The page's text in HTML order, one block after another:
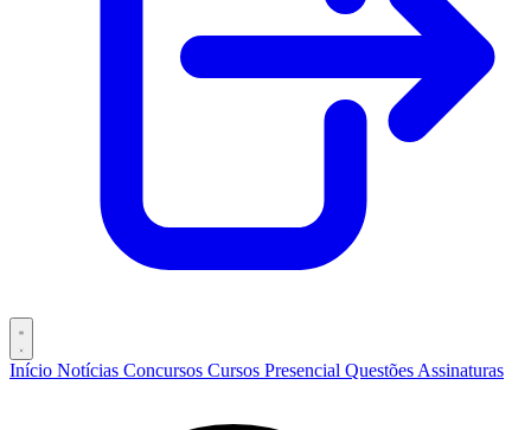
Início Notícias Concursos Cursos Presencial Questões Assinaturas